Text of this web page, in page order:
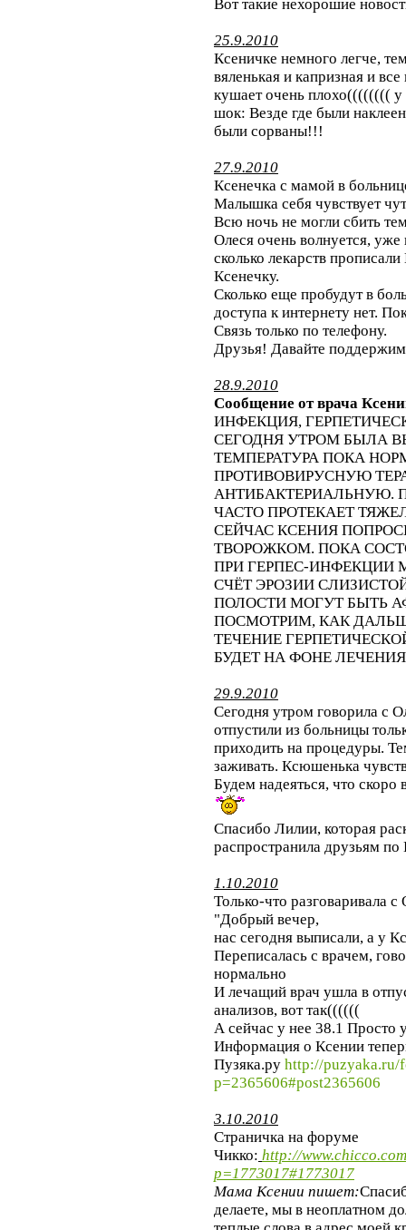
Вот такие нехорошие
25.9.2010
Ксеничке немного легче,
вяленькая и капризная и
кушает очень плохо((((((((
шок: Везде где были
были сорваны!!!
27.9.2010
Ксенечка с мамой в
Малышка себя чувствует
Всю ночь не могли сбить
Олеся очень волнуется, уже
сколько лекарств
Ксенечку.
Сколько еще пробудут в
доступа к интернету нет.
Связь только по телефону.
Друзья! Давайте
28.9.2010
Сообщение от врача
ИНФЕКЦИЯ,
СЕГОДНЯ УТРОМ БЫЛА
ТЕМПЕРАТУРА ПОКА
ПРОТИВОВИРУСНУЮ
АНТИБАКТЕРИАЛЬНУЮ.
ЧАСТО ПРОТЕКАЕТ
СЕЙЧАС КСЕНИЯ
ТВОРОЖКОМ. ПОКА
ПРИ ГЕРПЕС-ИНФЕКЦИИ
СЧЁТ ЭРОЗИИ
ПОЛОСТИ МОГУТ БЫТЬ
ПОСМОТРИМ, КАК
ТЕЧЕНИЕ
БУДЕТ НА ФОНЕ
29.9.2010
Сегодня утром говорила с
отпустили из больницы
приходить на процедуры.
заживать. Ксюшенька
Будем надеяться, что
Спасибo Лилии, которая
распространила друзьям
1.10.2010
Только-что разговаривала
"Добрый вечер,
нас сегодня выписали, а у
Переписалась с врачем,
нормально
И лечащий врач ушла в
анализов, вот так((((((
А сейчас у нее 38.1 Просто
Информация о Ксении
Пузяка.ру http://puzyaka.ru/
p=2365606#post2365606
3.10.2010
Страничка на форуме
Чикко: http://
p=1773017#1773017
Мама Ксении пишет:
делаете, мы в неоплатном